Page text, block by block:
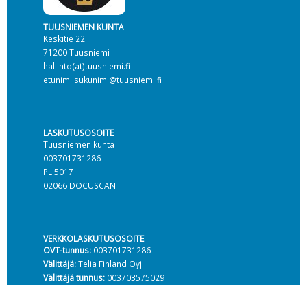
TUUSNIEMEN KUNTA
Keskitie 22
71200 Tuusniemi
hallinto(at)tuusniemi.fi
etunimi.sukunimi@tuusniemi.fi
LASKUTUSOSOITE
Tuusniemen kunta
003701731286
PL 5017
02066 DOCUSCAN
VERKKOLASKUTUSOSOITE
OVT-tunnus:003701731286
Välittäjä:Telia Finland Oyj
Välittäjä tunnus:003703575029